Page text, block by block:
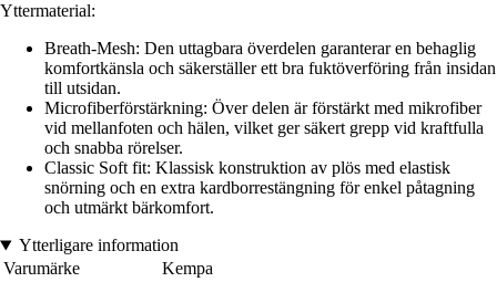
Yttermaterial:
Breath-Mesh: Den uttagbara överdelen garanterar en behaglig
komfortkänsla och säkerställer ett bra fuktöverföring från insidan
till utsidan.
Microfiberförstärkning: Över delen är förstärkt med mikrofiber
vid mellanfoten och hälen, vilket ger säkert grepp vid kraftfulla
och snabba rörelser.
Classic Soft fit: Klassisk konstruktion av plös med elastisk
snörning och en extra kardborrestängning för enkel påtagning
och utmärkt bärkomfort.
Ytterligare information
Varumärke
Kempa